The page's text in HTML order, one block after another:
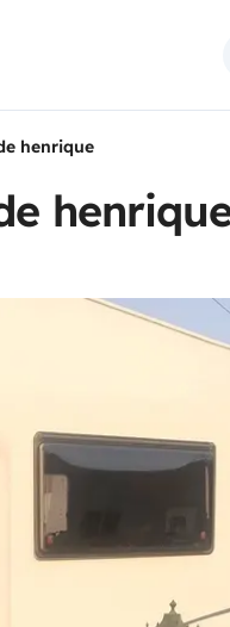
henrique